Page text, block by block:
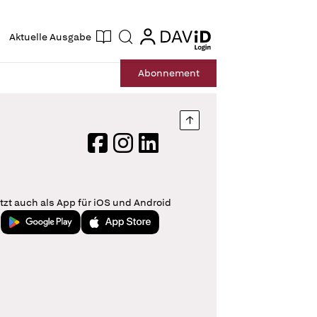
Aktuelle Ausgabe Suche login
login
Abonnement
Nach oben springen
FacebookInstagram
LinkedIn
auch als App für iOS und Android
Jetzt bei Google PlayLaden im App Store